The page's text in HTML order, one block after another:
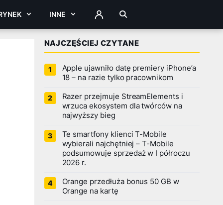
INNE ZALOGUJ
NAJCZĘŚCIEJ CZYTANE
Apple ujawniło datę premiery iPhone’a
18 – na razie tylko pracownikom
Razer przejmuje StreamElements i
wrzuca ekosystem dla twórców na
najwyższy bieg
Te smartfony klienci T-Mobile
wybierali najchętniej – T-Mobile
podsumowuje sprzedaż w I półroczu
2026 r.
Orange przedłuża bonus 50 GB w
Orange na kartę